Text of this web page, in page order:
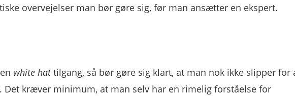
overvejelser man bør gøre sig, før man ansætter en ekspert.
white hattilgang, så bør gøre sig klart, at man nok ikke slipper for
Det kræver minimum, at man selv har en rimelig forståelse for